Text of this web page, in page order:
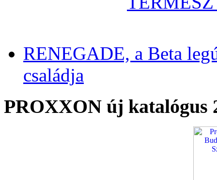
RENEGADE, a Beta
családja
PROXXON új katalógus